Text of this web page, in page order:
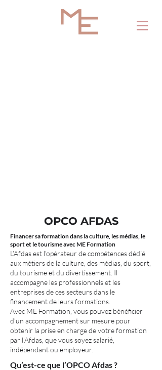
OPCO AFDAS
Financer sa formation dans la culture, les médias, le
sport et le tourisme avec ME Formation
L’Afdas est l’opérateur de compétences dédié
aux métiers de la culture, des médias, du sport,
du tourisme et du divertissement. Il
accompagne les professionnels et les
entreprises de ces secteurs dans le
financement de leurs formations.
Avec ME Formation, vous pouvez bénéficier
d’un accompagnement sur mesure pour
obtenir la prise en charge de votre formation
par l’Afdas, que vous soyez salarié,
indépendant ou employeur.
Qu’est-ce que l’OPCO Afdas ?